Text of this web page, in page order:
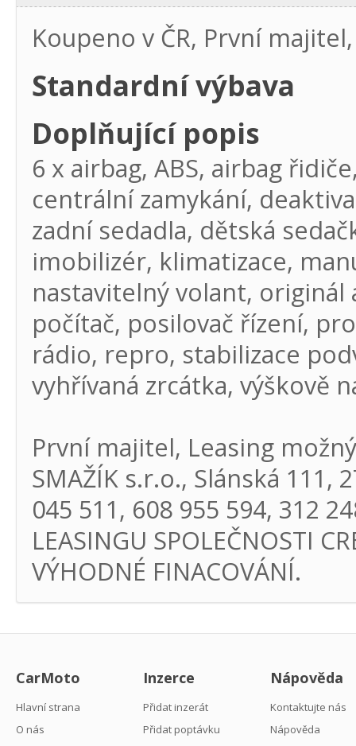
Koupeno v ČR, První
Standardní výbava
Doplňující popis
6 x airbag, ABS, airbag
centrální zamykání,
zadní sedadla, dětská
imobilizér, klimatizace,
nastavitelný volant,
počítač, posilovač řízení,
rádio, repro, stabilizace
vyhřívaná zrcátka, výškově
První majitel, Leasing
SMAŽÍK s.r.o., Slánská
045 511, 608 955 594, 312
LEASINGU SPOLEČNOSTI
VÝHODNÉ FINACOVÁNÍ.
CarMoto
Hlavní strana
O nás
Inzerce
Přidat inzerát
Přidat poptávku
Nápověda
Kontaktujte nás
Nápověda